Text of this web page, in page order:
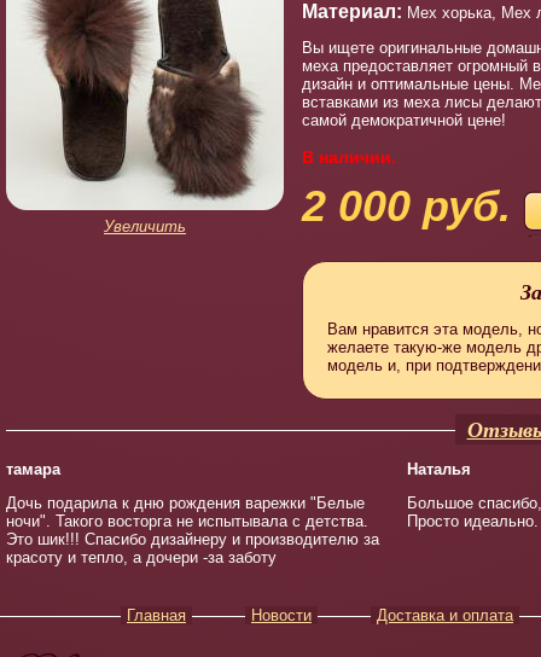
Увеличить
Материал: Мех хорька, Мех
Вы ищете оригинальные
меха предоставляет огромный
дизайн и оптимальные цены.
вставками из меха лисы
самой демократичной цене!
В наличии.
2 000 руб.
Вам нравится эта модель,
желаете такую-же модель
модель и, при
тамара
Дочь подарила к дню рождения варежки "Белые
ночи". Такого восторга не испытывала с детства.
Это шик!!! Спасибо дизайнеру и производителю за
красоту и тепло, а дочери -за заботу
Наталья
Большое
Просто идеально.
Главная Новости Доставка и оплата